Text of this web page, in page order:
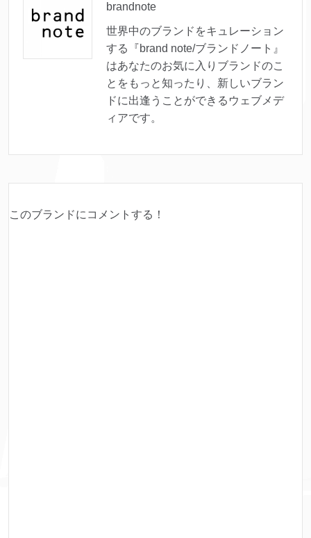
brandnote
世界中のブランドをキュレーション
する『brand note/ブランドノート』
はあなたのお気に入りブランドのこ
とをもっと知ったり、新しいブラン
ドに出逢うことができるウェブメデ
ィアです。
このブランドにコメントする！